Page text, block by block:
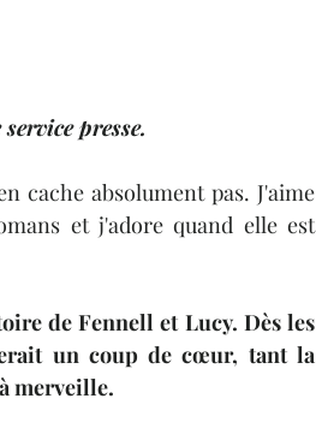
presse.
cache absolument pas. J'aime
et j'adore quand elle est
de Fennell et Lucy. Dès les
un coup de cœur, tant la
merveille.